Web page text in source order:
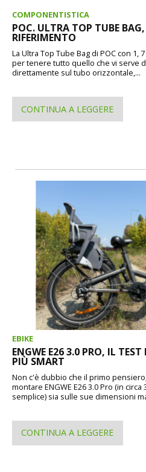
COMPONENTISTICA
POC. ULTRA TOP TUBE
RIFERIMENTO
La Ultra Top Tube Bag di POC con
per tenere tutto quello che vi serve
direttamente sul tubo orizzontale,...
CONTINUA A LEGGERE
EBIKE
ENGWE E26 3.0 PRO, IL TEST
PIÙ SMART
Non c'è dubbio che il primo
montare ENGWE E26 3.0 Pro (in
semplice) sia sulle sue dimensioni
CONTINUA A LEGGERE